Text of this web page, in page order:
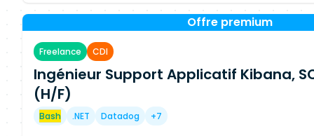
Management Problem Management
l'environnement du service11+ ans
clésDesign, management et
de gestion de bases de données
l'information
Offre premium
Freelance CDI
Ingénieur Support Applicatif Kibana,
(H/F)
Bash .NET Datadog +7